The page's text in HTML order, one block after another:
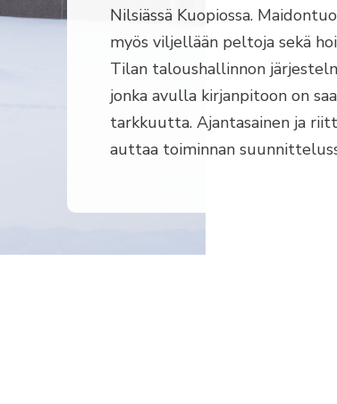
Nilsiässä Kuopiossa.
myös viljellään peltoja sekä
Tilan taloushallinnon
jonka avulla kirjanpitoon on
tarkkuutta. Ajantasainen ja
auttaa toiminnan